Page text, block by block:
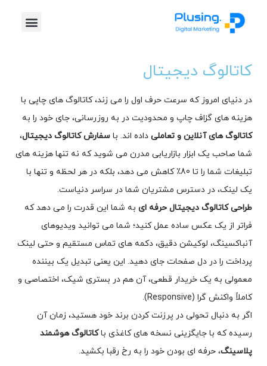
کاتالوگ دیجیتال
در دنیای امروز که سرعت حرف اول را می زند، کاتالوگ های چاپی با
هزینه های گزاف چاپ و محدودیت در به روزرسانی، جای خود را به
کاتالوگ های آنلاین و تعاملی داده اند. با سفارش کاتالوگ دیجیتال،
شما صاحب یک ابزار بازاریابی مدرن می شوید که نه تنها هزینه های
تبلیغات شما را تا 80٪ کاهش می دهد، بلکه در هر لحظه و تنها با
یک لینک، در دسترس مشتریان شما در سراسر دنیاست.
طراحی کاتالوگ دیجیتال حرفه ای به شما این قدرت را می دهد که
فراتر از یک عکس ساده عمل کنید؛ شما می توانید ویدیوهای
آنباکسینگ، لوکیشن دقیق، دکمه های تماس مستقیم و حتی لینک
پرداخت را در دل صفحات جای دهید. این یعنی تبدیل یک بیننده
معمولی به یک خریدار قطعی، آن هم در بستری شیک، اختصاصی و
کاملاً واکنش گرا (Responsive).
اگر به دنبال تحولی در پرزنت کردن برند خود هستید، زمان آن
رسیده که با جایگزینی نسخه های کاغذی باکاتالوگ هوشمند
پلاسینگ، حرفه ای بودن خود را به رخ رقبا بکشید.